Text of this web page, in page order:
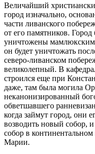
Величайший
город изначально,
части ливанского
от его памятников. Город
уничтожены мамлюкским
он будет уничтожать
северо-ливанском
великолепный. В
строился еще при
даже, там была могила
неканонизированный
обветшавшего
когда займут город, они
возводить новый собор,
собор в
Марии.